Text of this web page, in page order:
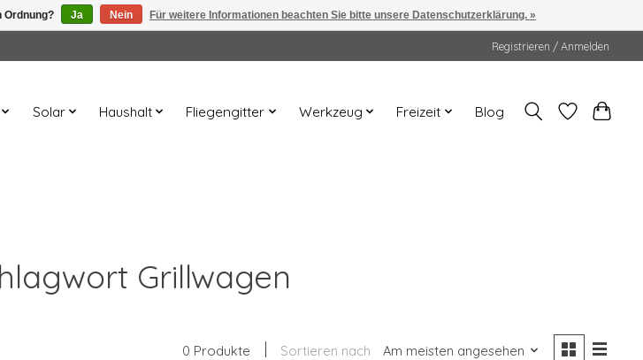
Registrieren / Anmelden
Solar Haushalt Fliegengitter Werkzeug Freizeit Blog
Grillwagen
0 Produkte Sortieren nach Am meisten angesehen
Ordnung? Ja Nein Für weitere Informationen beachten Sie bitte unsere Datenschutzerklärung. »